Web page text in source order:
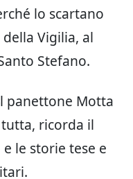
lo scartano
della Vigilia, al
Stefano.
panettone Motta
ricorda il
le storie tese e